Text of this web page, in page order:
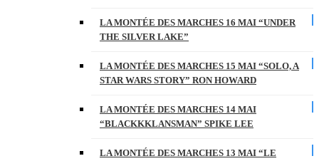
LA MONTÉE DES MARCHES 16 MAI “UNDER
THE SILVER LAKE”
LA MONTÉE DES MARCHES 15 MAI “SOLO, A
STAR WARS STORY” RON HOWARD
LA MONTÉE DES MARCHES 14 MAI
“BLACKKKLANSMAN” SPIKE LEE
LA MONTÉE DES MARCHES 13 MAI “LE